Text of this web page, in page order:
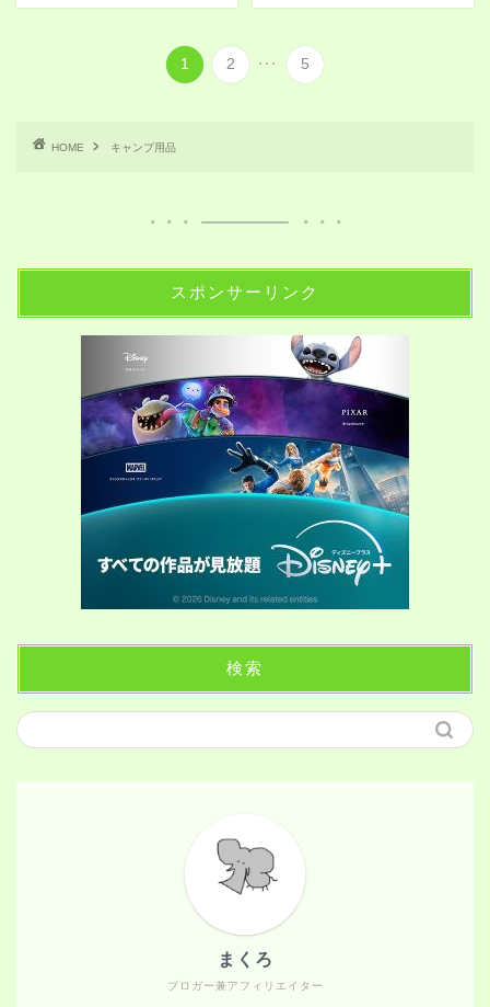
1 2 ... 5
HOME キャンプ用品
スポンサーリンク
検索
ブロガー兼アフィリエイター
まくろ